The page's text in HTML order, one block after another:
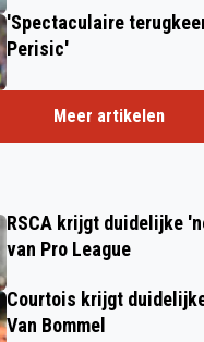
'Spectaculaire
Perisic'
Meer artikelen
RSCA krijgt duidelijke
van Pro League
Courtois krijgt
Van Bommel